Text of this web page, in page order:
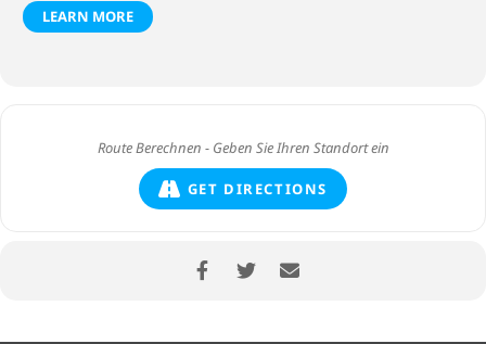
LEARN MORE
GET DIRECTIONS